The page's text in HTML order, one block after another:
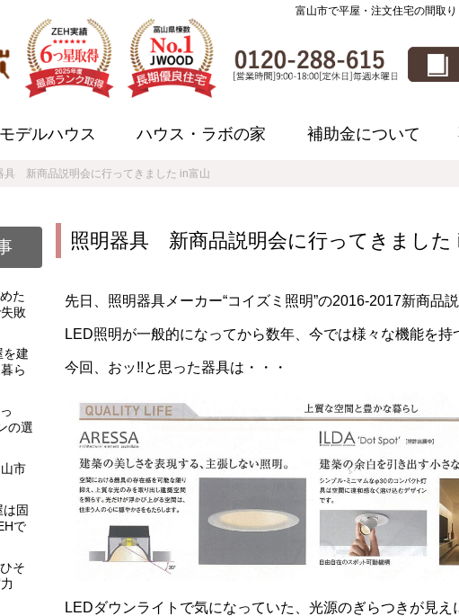
富山市で平屋・注文住宅の間取
モデルハウス ハウス・ラボの家 補助金について
具 新商品説明会に行ってきました in富山
照明器具 新商品説明会に行ってきました
先日、照明器具メーカー“コイズミ照明”の2016-2017新商品
LED照明が一般的になってから数年、今では様々な機能を
今回、おッ!!と思った器具は・・・
LEDダウンライトで気になっていた、光源のぎらつきが見え
た
敗
を建
ら
の選
市
は固
で
そ